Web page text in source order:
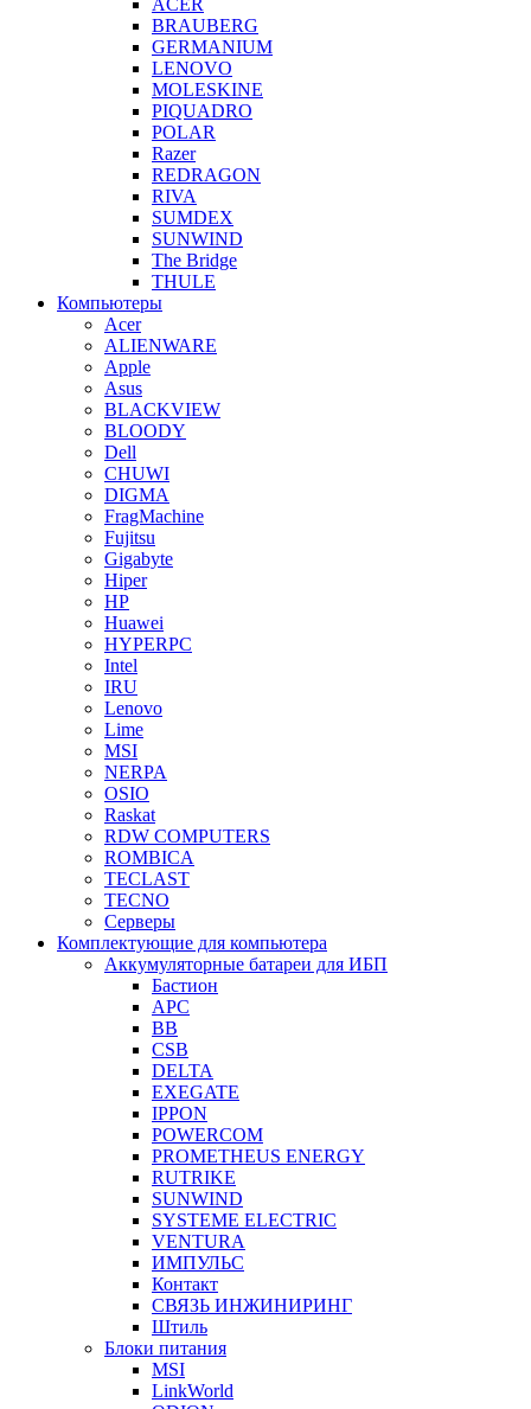
ACER
BRAUBERG
GERMANIUM
LENOVO
MOLESKINE
PIQUADRO
POLAR
Razer
REDRAGON
RIVA
SUMDEX
SUNWIND
The Bridge
THULE
Компьютеры
Acer
ALIENWARE
Apple
Asus
BLACKVIEW
BLOODY
Dell
CHUWI
DIGMA
FragMachine
Fujitsu
Gigabyte
Hiper
HP
Huawei
HYPERPC
Intel
IRU
Lenovo
Lime
MSI
NERPA
OSIO
Raskat
RDW COMPUTERS
ROMBICA
TECLAST
TECNO
Серверы
Комплектующие для компьютера
Аккумуляторные батареи для ИБП
Бастион
APC
BB
CSB
DELTA
EXEGATE
IPPON
POWERCOM
PROMETHEUS ENERGY
RUTRIKE
SUNWIND
SYSTEME ELECTRIC
VENTURA
ИМПУЛЬС
Контакт
СВЯЗЬ ИНЖИНИРИНГ
Штиль
Блоки питания
MSI
LinkWorld